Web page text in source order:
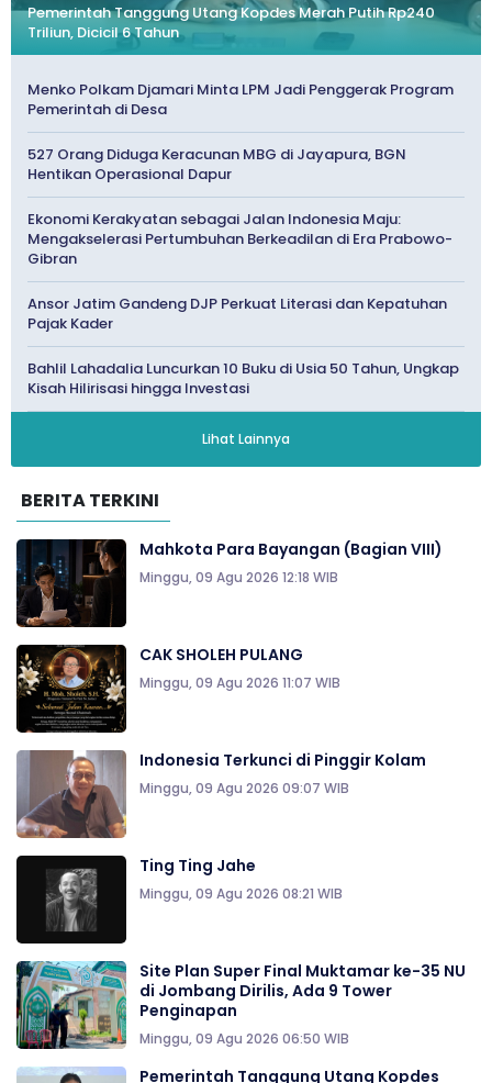
Pemerintah Tanggung Utang Kopdes Merah Putih Rp240
Triliun, Dicicil 6 Tahun
Menko Polkam Djamari Minta LPM Jadi Penggerak Program
Pemerintah di Desa
527 Orang Diduga Keracunan MBG di Jayapura, BGN
Hentikan Operasional Dapur
Ekonomi Kerakyatan sebagai Jalan Indonesia Maju:
Mengakselerasi Pertumbuhan Berkeadilan di Era Prabowo-
Gibran
Ansor Jatim Gandeng DJP Perkuat Literasi dan Kepatuhan
Pajak Kader
Bahlil Lahadalia Luncurkan 10 Buku di Usia 50 Tahun, Ungkap
Kisah Hilirisasi hingga Investasi
Lihat Lainnya
BERITA TERKINI
Mahkota Para Bayangan (Bagian VIII)
Minggu, 09 Agu 2026 12:18 WIB
CAK SHOLEH PULANG
Minggu, 09 Agu 2026 11:07 WIB
Indonesia Terkunci di Pinggir Kolam
Minggu, 09 Agu 2026 09:07 WIB
Ting Ting Jahe
Minggu, 09 Agu 2026 08:21 WIB
Site Plan Super Final Muktamar ke-35 NU
di Jombang Dirilis, Ada 9 Tower
Penginapan
Minggu, 09 Agu 2026 06:50 WIB
Pemerintah Tanggung Utang Kopdes